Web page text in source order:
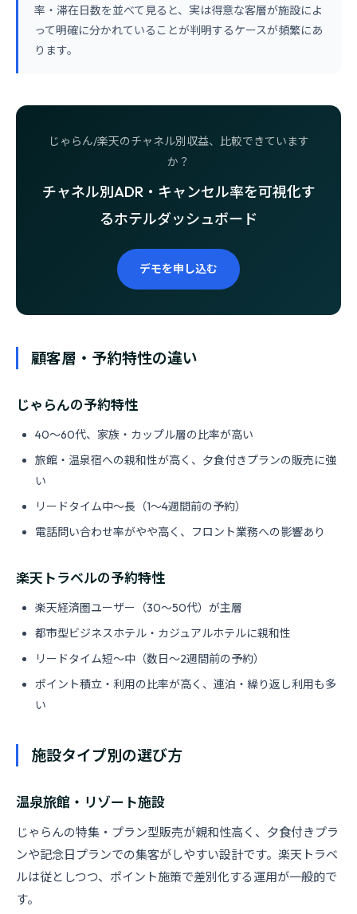
率・滞在日数を並べて見ると、実は得意な客層が施設によ
って明確に分かれていることが判明するケースが頻繁にあ
ります。
じゃらん/楽天のチャネル別収益、比較できています
か？
チャネル別ADR・キャンセル率を可視化す
るホテルダッシュボード
デモを申し込む
顧客層・予約特性の違い
じゃらんの予約特性
40〜60代、家族・カップル層の比率が高い
旅館・温泉宿への親和性が高く、夕食付きプランの販売に強
い
リードタイム中〜長（1〜4週間前の予約）
電話問い合わせ率がやや高く、フロント業務への影響あり
楽天トラベルの予約特性
楽天経済圏ユーザー（30〜50代）が主層
都市型ビジネスホテル・カジュアルホテルに親和性
リードタイム短〜中（数日〜2週間前の予約）
ポイント積立・利用の比率が高く、連泊・繰り返し利用も多
い
施設タイプ別の選び方
温泉旅館・リゾート施設
じゃらんの特集・プラン型販売が親和性高く、夕食付きプラ
ンや記念日プランでの集客がしやすい設計です。楽天トラベ
ルは従としつつ、ポイント施策で差別化する運用が一般的で
す。